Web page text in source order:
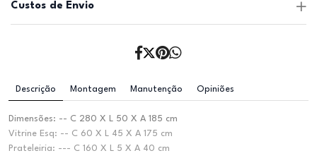
Custos de Envio
Descrição Montagem Manutenção Opiniões
Dimensões: -- C 280 X L 50 X A 185 cm
Vitrine Esq: -- C 60 X L 45 X A 175 cm
Prateleiria: --- C 160 X L 5 X A 40 cm